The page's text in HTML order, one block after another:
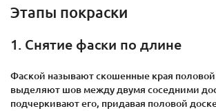
Этапы покраски
1. Снятие фаски по длине
Фаской называют скошенные края
выделяют шов между двумя соседними
подчеркивают его, придавая половой